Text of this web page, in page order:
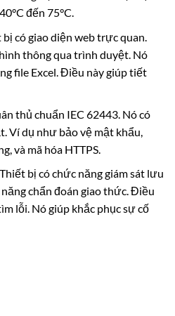
đến 75°C.
có giao diện web trực quan.
thông qua trình duyệt. Nó
file Excel. Điều này giúp tiết
thủ chuẩn IEC 62443. Nó có
Ví dụ như bảo vệ mật khẩu,
và mã hóa HTTPS.
bị có chức năng giám sát lưu
chẩn đoán giao thức. Điều
lỗi. Nó giúp khắc phục sự cố